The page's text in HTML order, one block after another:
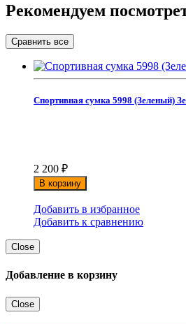
Рекомендуем
Спортивная сумка 5998 (Зеленый)
2 200 ₽
В корзину
Добавить в избранное
Добавить к сравнению
Close
Добавление в корзину
Close